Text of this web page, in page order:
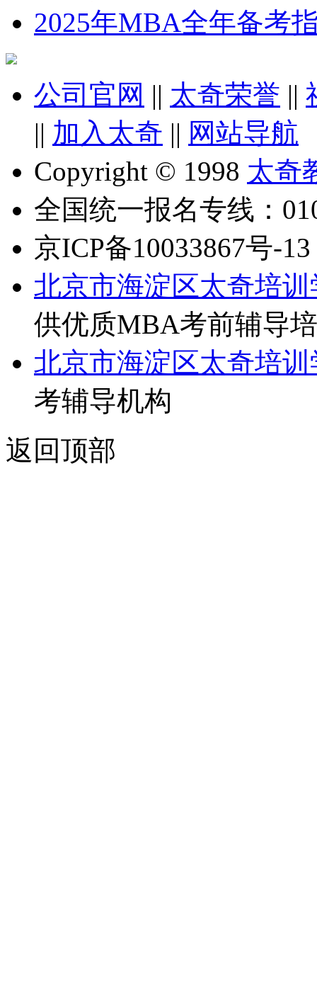
2025年MBA全年备考
公司官网 || 太奇荣誉 ||
|| 加入太奇 || 网站导航
Copyright © 1998 太奇
全国统一报名专线：
京ICP备10033867号-13
北京市海淀区太奇培训
供优质MBA考前辅导
北京市海淀区太奇培训
考辅导机构
返回顶部